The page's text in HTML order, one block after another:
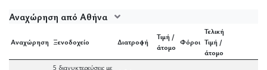
Αναχώρηση από Αθήνα
Αναχώρηση Ξενοδοχείο Διατροφή
Τιμή /
άτομο
Φόροι
Τελική
Τιμή /
άτομο
5 διανυκτερεύσεις με